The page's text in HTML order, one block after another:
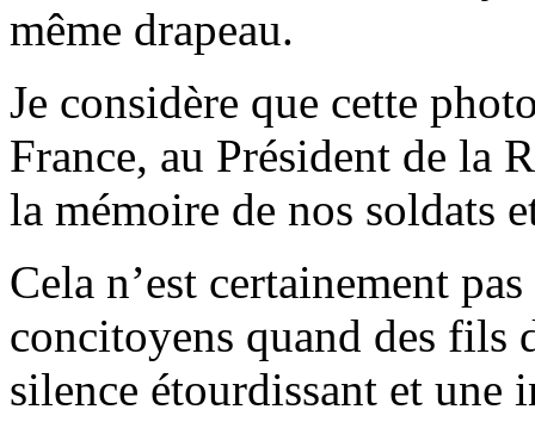
même drapeau.
Je considère que cette
France, au Président de la
la mémoire de nos soldats
Cela n’est certainement
concitoyens quand des fils
silence étourdissant et une